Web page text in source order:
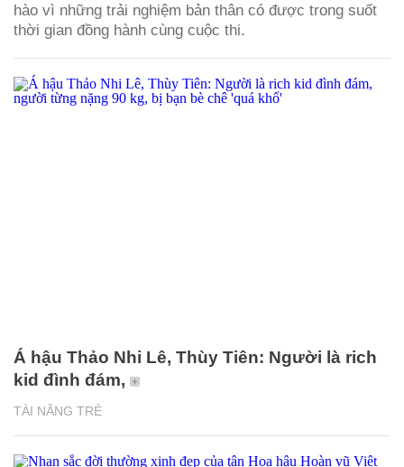
hào vì những trải nghiệm bản thân có được trong suốt
thời gian đồng hành cùng cuộc thi.
TÀI NĂNG TRẺ
Á hậu Thảo Nhi Lê, Thùy Tiên: Người là rich
kid đình đám,